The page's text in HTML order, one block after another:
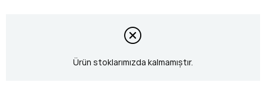
Ürün stoklarımızda kalmamıştır.